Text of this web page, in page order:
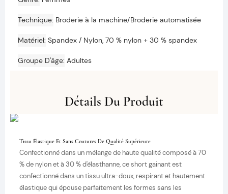
Technique Broderie à la machine/Broderie automatisée
Matériel Spandex / Nylon, 70 % nylon + 30 % spandex
Groupe D'âge Adultes
Détails Du Produit
Tissu Élastique Et Sans Coutures De Qualité Supérieure
Confectionné dans un mélange de haute qualité composé à 70
% de nylon et à 30 % d'élasthanne, ce short gainant est
confectionné dans un tissu ultra-doux, respirant et hautement
élastique qui épouse parfaitement les formes sans les